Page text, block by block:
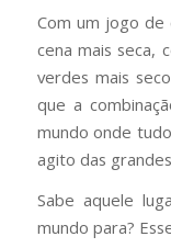
Com um jogo de
cena mais seca,
verdes mais
que a
mundo onde
agito das
Sabe aquele
mundo para?